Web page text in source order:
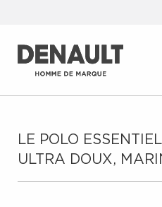
LE POLO
ULTRA DOUX,